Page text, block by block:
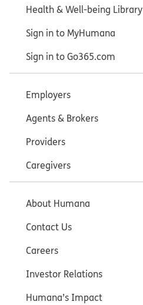
Health & Well-being Library
Sign in to MyHumana
Sign in to Go365.com
Employers
Agents & Brokers
Providers
Caregivers
About Humana
Contact Us
Careers
Investor Relations
Humana’s Impact